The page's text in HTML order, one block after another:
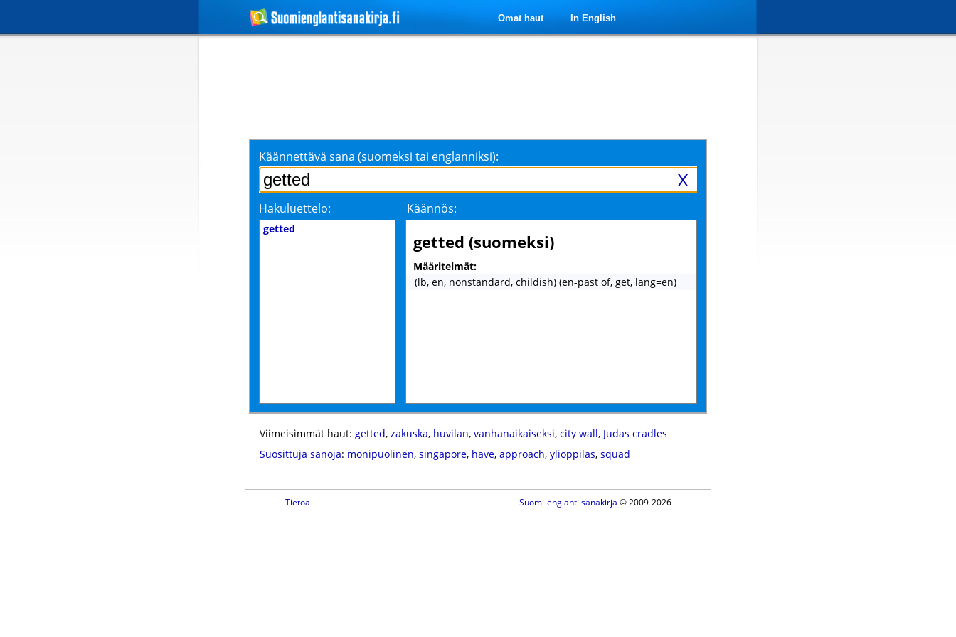
Omat haut In English
Käännettävä sana (suomeksi tai englanniksi):
X
Hakuluettelo: Käännös:
getted
getted (suomeksi)
Määritelmät:
(lb, en, nonstandard, childish) (en-past of, get, lang=en)
Viimeisimmät haut: getted, zakuska, huvilan, vanhanaikaiseksi, city wall, Judas cradles
Suosittuja sanoja: monipuolinen, singapore, have, approach, ylioppilas, squad
Tietoa Suomi-englanti sanakirja © 2009-2026